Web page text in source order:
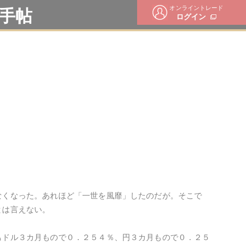
オンライントレード
ログイン
帖
なった。あれほど「一世を風靡」したのだが。そこで
言えない。
ル３カ月もので０．２５４％、円３カ月もので０．２５